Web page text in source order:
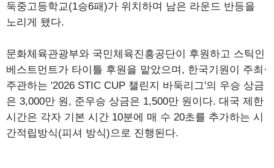
둑중고등학교(1승6패)가 위치하며 남은 라운드 반등을
노리게 됐다.
문화체육관광부와 국민체육진흥공단이 후원하고 스틱인
베스트먼트가 타이틀 후원을 맡았으며, 한국기원이 주최·
주관하는 '2026 STIC CUP 챌린지 바둑리그'의 우승 상금
은 3,000만 원, 준우승 상금은 1,500만 원이다. 대국 제한
시간은 각자 기본 시간 10분에 매 수 20초를 추가하는 시
간적립방식(피셔 방식)으로 진행된다.